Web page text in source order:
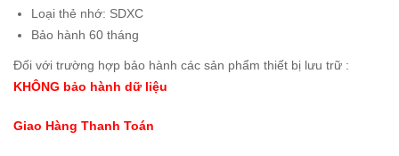
Loại thẻ nhớ: SDXC
Bảo hành 60 tháng
Đối với trường hợp bảo hành các sản phẩm thiết bị lưu trữ :
KHÔNG bảo hành dữ liệu
Giao Hàng Thanh Toán